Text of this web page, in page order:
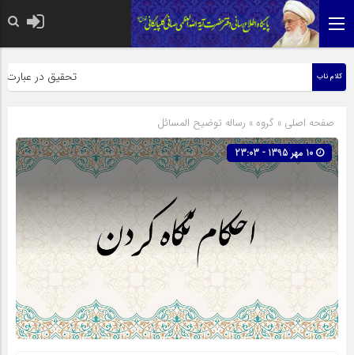
کلام ناب تحقیق در عبارت
صفحه اصلی » گروه » رساله توضیح المسائل